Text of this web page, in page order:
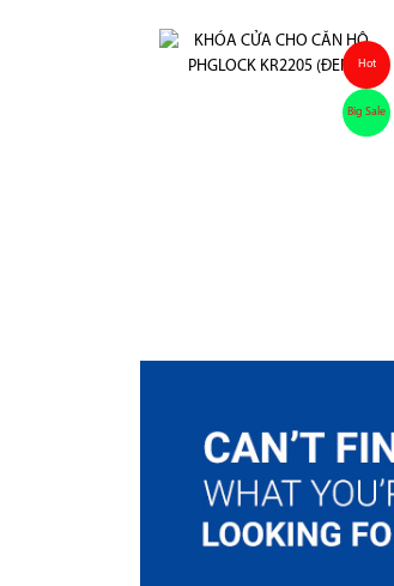
Hot
Big Sale